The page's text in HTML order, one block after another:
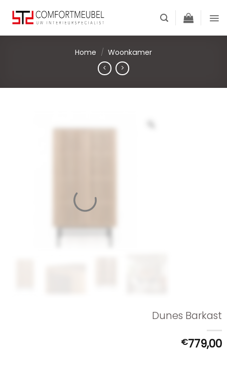
content
Home / Woonkamer
Dunes Barkast
€779,00